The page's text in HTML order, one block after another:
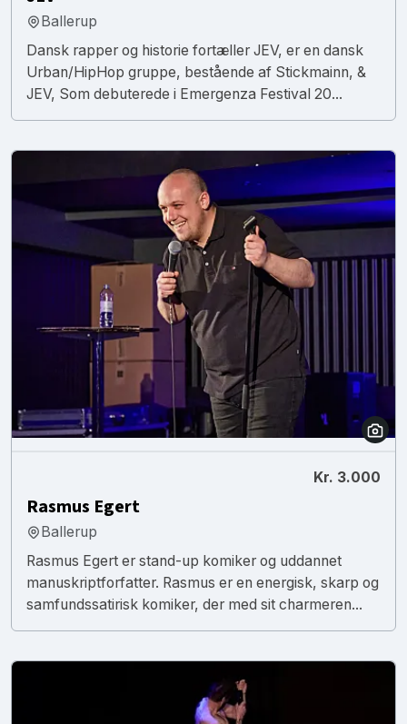
Ballerup
Dansk rapper og historie fortæller JEV, er en dansk
Urban/HipHop gruppe, bestående af Stickmainn, &
JEV, Som debuterede i Emergenza Festival 20...
Kr. 3.000
Rasmus Egert
Ballerup
Rasmus Egert er stand-up komiker og uddannet
manuskriptforfatter. Rasmus er en energisk, skarp og
samfundssatirisk komiker, der med sit charmeren...